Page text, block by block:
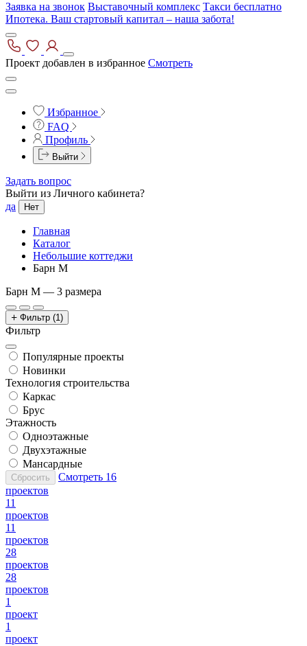
Заявка на звонок Выставочный комплекс Такси бесплатно
Ипотека. Ваш стартовый капитал – наша забота!
Проект добавлен в избранное Смотреть
Избранное
FAQ
Профиль
Выйти
Задать вопрос
Выйти из Личного кабинета?
да
Нет
Главная
Каталог
Небольшие коттеджи
Барн М
Барн М — 3 размера
Фильтр (1)
Фильтр
Популярные проекты
Новинки
Технология строительства
Каркас
Брус
Этажность
Одноэтажные
Двухэтажные
Мансардные
Сбросить Смотреть 16
проектов
11
проектов
11
проектов
28
проектов
28
проектов
1
проект
1
проект